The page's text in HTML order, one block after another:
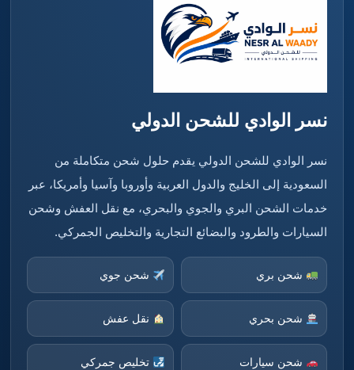
نسر الوادي للشحن الدولي
نسر الوادي للشحن الدولي يقدم حلول شحن متكاملة من
السعودية إلى الخليج والدول العربية وأوروبا وآسيا وأمريكا، عبر
خدمات الشحن البري والجوي والبحري، مع نقل العفش وشحن
السيارات والطرود والبضائع التجارية والتخليص الجمركي.
شحن بري شحن جوي
شحن بحري نقل عفش
شحن سيارات تخليص جمركي